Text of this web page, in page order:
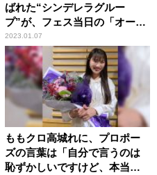
ばれた“シンデレラグルー
プ”が、フェス当日の「オール
ナイトニッポン0(ZERO)」を
担当！
2023.01.07
ももクロ高城れに、プロポー
ズの言葉は「自分で言うのは
恥ずかしいですけど、本当に